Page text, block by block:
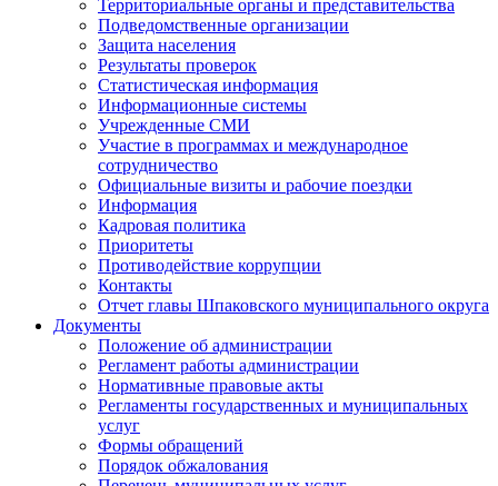
Территориальные органы и представительства
Подведомственные организации
Защита населения
Результаты проверок
Статистическая информация
Информационные системы
Учрежденные СМИ
Участие в программах и международное
сотрудничество
Официальные визиты и рабочие поездки
Информация
Кадровая политика
Приоритеты
Противодействие коррупции
Контакты
Отчет главы Шпаковского муниципального округа
Документы
Положение об администрации
Регламент работы администрации
Нормативные правовые акты
Регламенты государственных и муниципальных
услуг
Формы обращений
Порядок обжалования